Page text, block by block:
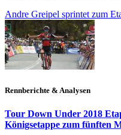
Andre Greipel sprintet zum
Rennberichte & Analysen
Tour Down Under 2018
Königsetappe zum fünften